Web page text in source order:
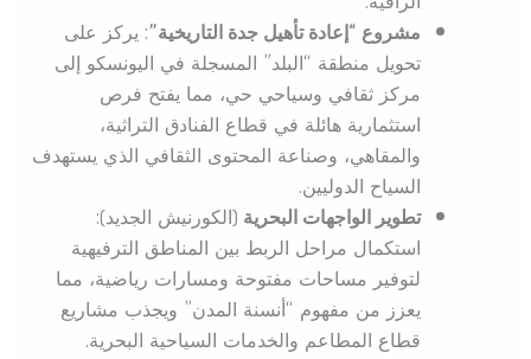
مشروع “إعادة تأهيل جدة التاريخية”: يركز على
تحويل منطقة “البلد” المسجلة في اليونسكو إلى
مركز ثقافي وسياحي حي، مما يفتح فرص
استثمارية هائلة في قطاع الفنادق التراثية،
والمقاهي، وصناعة المحتوى الثقافي الذي يستهدف
السياح الدوليين.
تطوير الواجهات البحرية (الكورنيش الجديد):
استكمال مراحل الربط بين المناطق الترفيهية
لتوفير مساحات مفتوحة ومسارات رياضية، مما
يعزز من مفهوم “أنسنة المدن” ويجذب مشاريع
قطاع المطاعم والخدمات السياحية البحرية.